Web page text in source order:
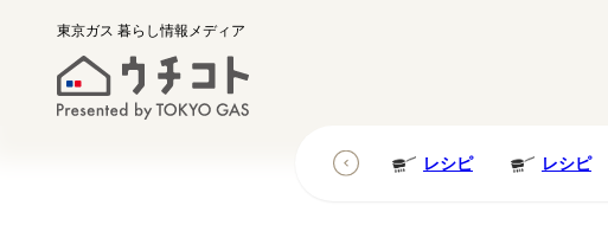
東京ガス 暮らし情報メディア
レシピ レシピ レシピ